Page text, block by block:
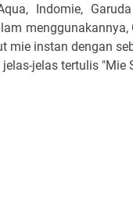
Indomie,
mie instan dengan
jelas tertulis "Mie